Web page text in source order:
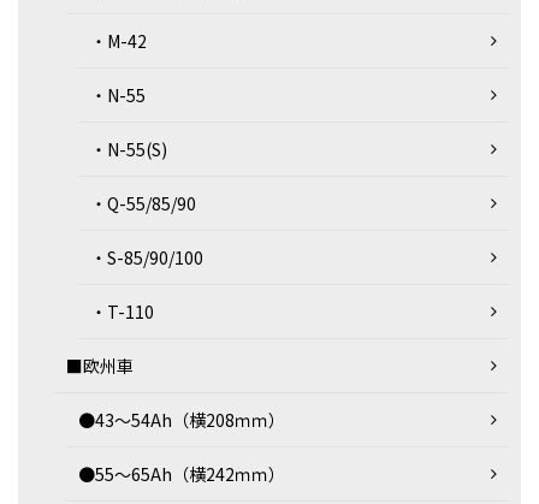
・M-42
・N-55
・N-55(S)
・Q-55/85/90
・S-85/90/100
・T-110
■欧州車
●43～54Ah（横208ｍｍ）
●55～65Ah（横242ｍｍ）